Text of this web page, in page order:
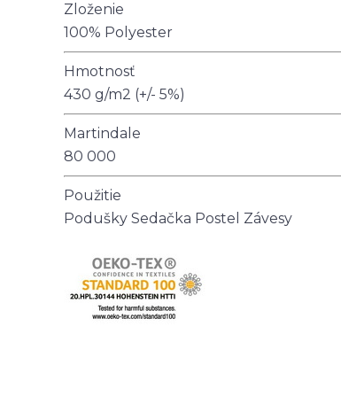
Zloženie
100% Polyester
Hmotnosť
430 g/m2 (+/- 5%)
Martindale
80 000
Použitie
Podušky Sedačka Postel Závesy